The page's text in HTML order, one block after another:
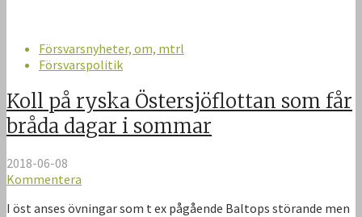
Försvarsnyheter, om, mtrl
Försvarspolitik
Koll på ryska Östersjöflottan som får
bråda dagar i sommar
2018-06-08
Kommentera
I öst anses övningar som t ex pågående Baltops störande men